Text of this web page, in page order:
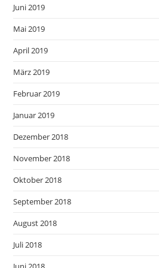
Juni 2019
Mai 2019
April 2019
März 2019
Februar 2019
Januar 2019
Dezember 2018
November 2018
Oktober 2018
September 2018
August 2018
Juli 2018